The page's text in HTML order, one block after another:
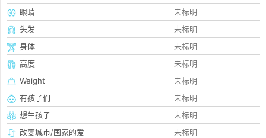
眼睛
未标明
头发
未标明
身体
未标明
高度
未标明
Weight
未标明
有孩子们
未标明
想生孩子
未标明
改变城市/国家的爱
未标明